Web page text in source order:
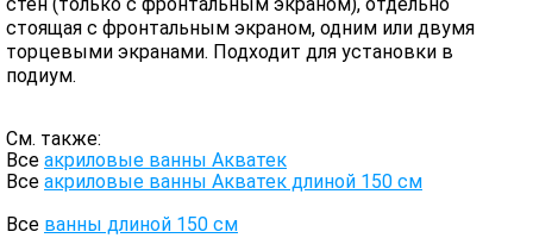
стоящая с фронтальным экраном, одним или двумя
торцевыми экранами. Подходит для установки в
подиум.
См. также:
Все акриловые ванны Акватек
Все акриловые ванны Акватек длиной 150 см
Все ванны длиной 150 см